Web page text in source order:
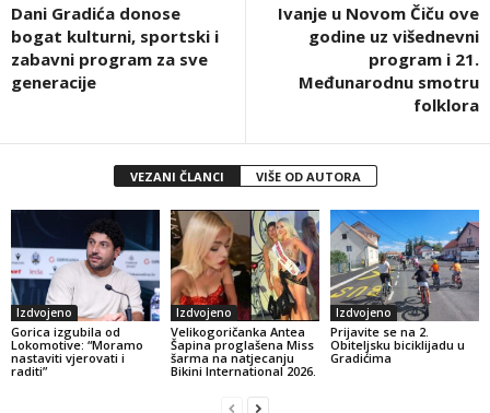
Dani Gradića donose
bogat kulturni, sportski i
zabavni program za sve
generacije
Ivanje u Novom Čiču ove
godine uz višednevni
program i 21.
Međunarodnu smotru
folklora
VEZANI ČLANCI VIŠE OD AUTORA
Izdvojeno
Gorica izgubila od
Lokomotive: “Moramo
nastaviti vjerovati i
raditi”
Izdvojeno
Velikogoričanka Antea
Šapina proglašena Miss
šarma na natjecanju
Bikini International 2026.
Izdvojeno
Prijavite se na 2.
Obiteljsku biciklijadu u
Gradićima